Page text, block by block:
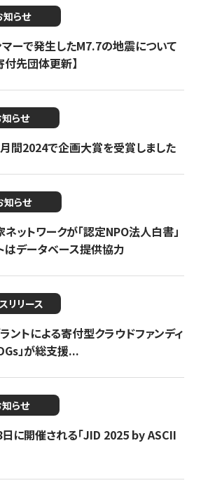
知らせ
マーで発生したM7.7の地震について
先団体更新】
らせ
間2024で企画大賞を受賞しました
知らせ
ットワークが「認定NPO法人白書」
はデータベース提供協力
リリース
ントによる寄付型クラウドファンディ
」が総支援...
らせ
日に開催される「JID 2025 by ASCII